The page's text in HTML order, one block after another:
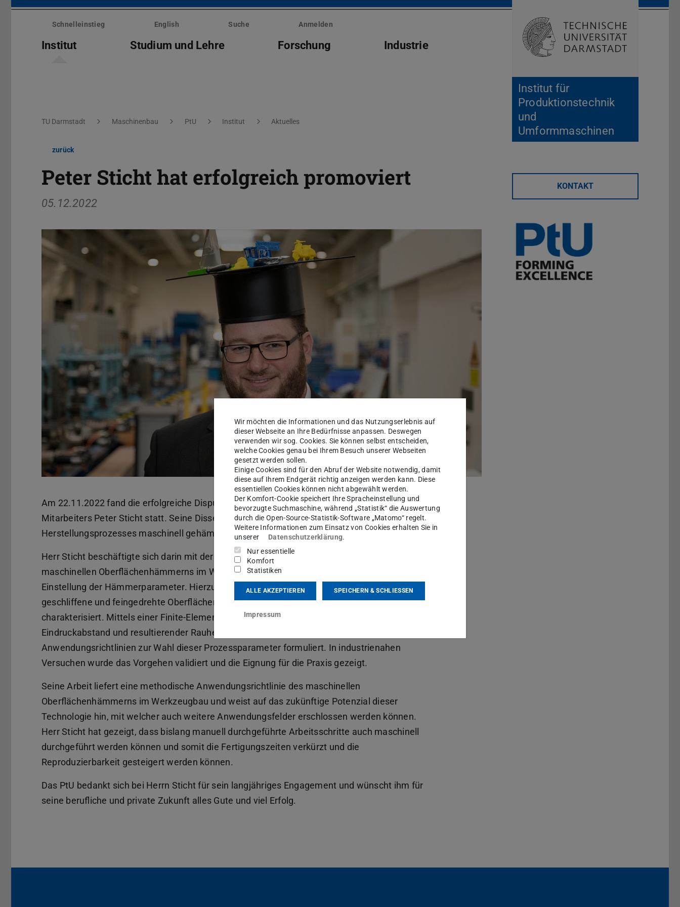
Menü
überspringen
Institut für
Produktionstechnik
und
Umformmaschinen
Schnelleinstieg English Suche Anmelden
Institut Studium und Lehre Forschung Industrie Suche öffnen
Sie befinden sich hier:
TU Darmstadt Maschinenbau PtU Institut Aktuelles
zurück
Peter Sticht hat erfolgreich promoviert
05.12.2022
Am 22.11.2022 fand die erfolgreiche Disputation unseres ehemaligen wissenschaftlichen
Mitarbeiters Peter Sticht statt. Seine Dissertation trägt den Titel „Funktionale Auslegung des
Herstellungsprozesses maschinell gehämmerter Oberflächen im Werkzeugbau“.
Herr Sticht beschäftigte sich darin mit der Erweiterung des Prozessverständnisses des
maschinellen Oberflächenhämmerns im Werkzeugbau und einer Methodik zur zielgerichteten
Einstellung der Hämmerparameter. Hierzu wurde ein analytischer Modellansatz für
geschliffene und feingedrehte Oberflächen erweitert sowie das Bearbeitungssystem
charakterisiert. Mittels einer Finite-Elemente-Analyse wurden die Zusammenhänge zwischen
Eindruckabstand und resultierender Rauheit der Oberflächen abgeleitet und
Anwendungsrichtlinien zur Wahl dieser Prozessparameter formuliert. In industrienahen
Versuchen wurde das Vorgehen validiert und die Eignung für die Praxis gezeigt.
Seine Arbeit liefert eine methodische Anwendungsrichtlinie des maschinellen
Oberflächenhämmerns im Werkzeugbau und weist auf das zukünftige Potenzial dieser
Technologie hin, mit welcher auch weitere Anwendungsfelder erschlossen werden können.
Herr Sticht hat gezeigt, dass bislang manuell durchgeführte Arbeitsschritte auch maschinell
durchgeführt werden können und somit die Fertigungszeiten verkürzt und die
Reproduzierbarkeit gesteigert werden können.
Das PtU bedankt sich bei Herrn Sticht für sein langjähriges Engagement und wünscht ihm für
seine berufliche und private Zukunft alles Gute und viel Erfolg.
KONTAKT
Wir möchten die Informationen und das Nutzungserlebnis auf
dieser Webseite an Ihre Bedürfnisse anpassen. Deswegen
verwenden wir sog. Cookies. Sie können selbst entscheiden,
welche Cookies genau bei Ihrem Besuch unserer Webseiten
gesetzt werden sollen.
Einige Cookies sind für den Abruf der Website notwendig, damit
diese auf Ihrem Endgerät richtig anzeigen werden kann. Diese
essentiellen Cookies können nicht abgewählt werden.
Der Komfort-Cookie speichert Ihre Spracheinstellung und
bevorzugte Suchmaschine, während „Statistik“ die Auswertung
durch die Open-Source-Statistik-Software „Matomo“ regelt.
Weitere Informationen zum Einsatz von Cookies erhalten Sie in
unserer
Datenschutzerklärung.
Nur essentielle
Komfort
Statistiken
ALLE AKZEPTIEREN SPEICHERN & SCHLIESSEN
Impressum